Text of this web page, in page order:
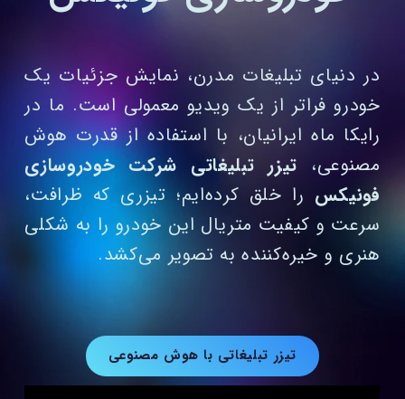
در دنیای تبلیغات مدرن، نمایش جزئیات یک
خودرو فراتر از یک ویدیو معمولی است. ما در
رایکا ماه ایرانیان، با استفاده از قدرت هوش
مصنوعی، تیزر تبلیغاتی شرکت خودروسازی
فونیکس را خلق کرده‌ایم؛ تیزری که ظرافت،
سرعت و کیفیت متریال این خودرو را به شکلی
هنری و خیره‌کننده به تصویر می‌کشد.
تیزر تبلیغاتی با هوش مصنوعی